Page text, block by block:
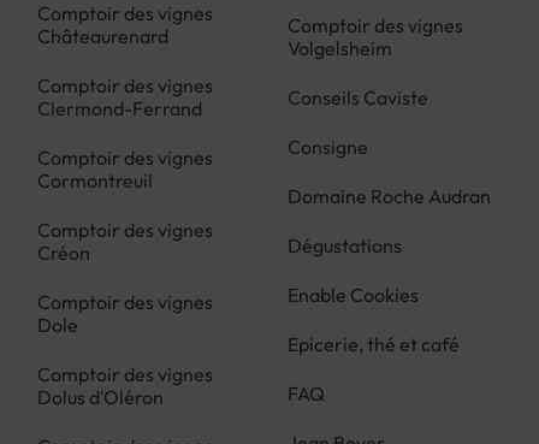
Comptoir des vignes
Châteaurenard
Comptoir des vignes
Clermond-Ferrand
Comptoir des vignes
Cormontreuil
Comptoir des vignes
Créon
Comptoir des vignes
Dole
Comptoir des vignes
Dolus d'Oléron
Comptoir des vignes
Volgelsheim
Conseils Caviste
Consigne
Domaine Roche Audran
Dégustations
Enable Cookies
Epicerie, thé et café
FAQ